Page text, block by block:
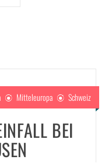
Mitteleuropa Schweiz
BEI